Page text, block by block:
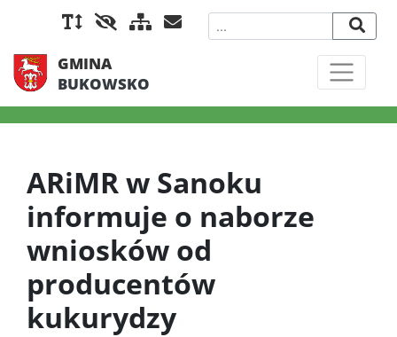
GMINA
BUKOWSKO
ARiMR w Sanoku
informuje o naborze
wniosków od
producentów
kukurydzy